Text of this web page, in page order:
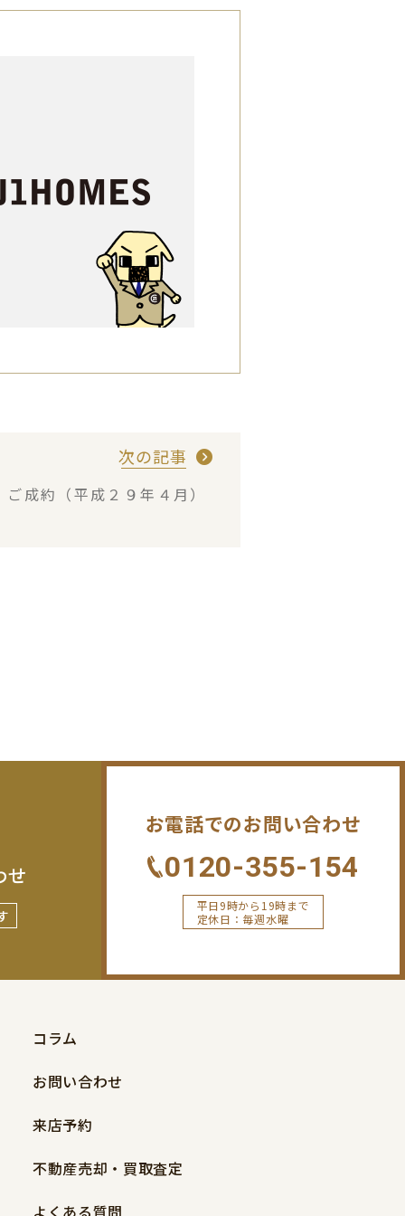
次の記事
ご成約（平成２９年４月）
せ
お電話でのお問い合わせ
0120-355-154
平日9時から19時まで
定休日：毎週水曜
コラム
お問い合わせ
来店予約
不動産売却・買取査定
よくある質問